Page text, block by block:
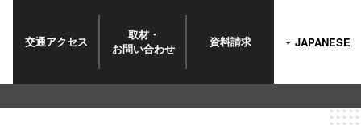
交通アクセス
取材・
お問い合わせ 資料請求 JAPANESE